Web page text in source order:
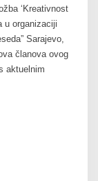
‘Kreativnost
u organizaciji
Sarajevo,
članova ovog
aktuelnim